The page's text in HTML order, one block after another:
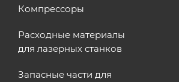
Компрессоры
Расходные материалы
для лазерных станков
Запасные части для